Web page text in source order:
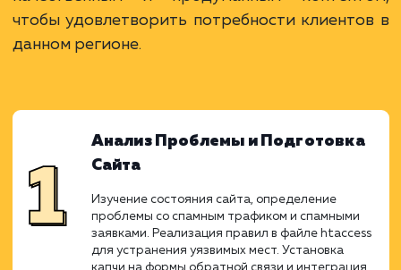
серьезными проблемами,
спамным трафиком и
тщательный анализ и выявлены уязвимые
на сайте, которые удалось
помощью специализированных
После этого начался этап подготовки и
контекстной рекламы в
акцентом на точное целевое